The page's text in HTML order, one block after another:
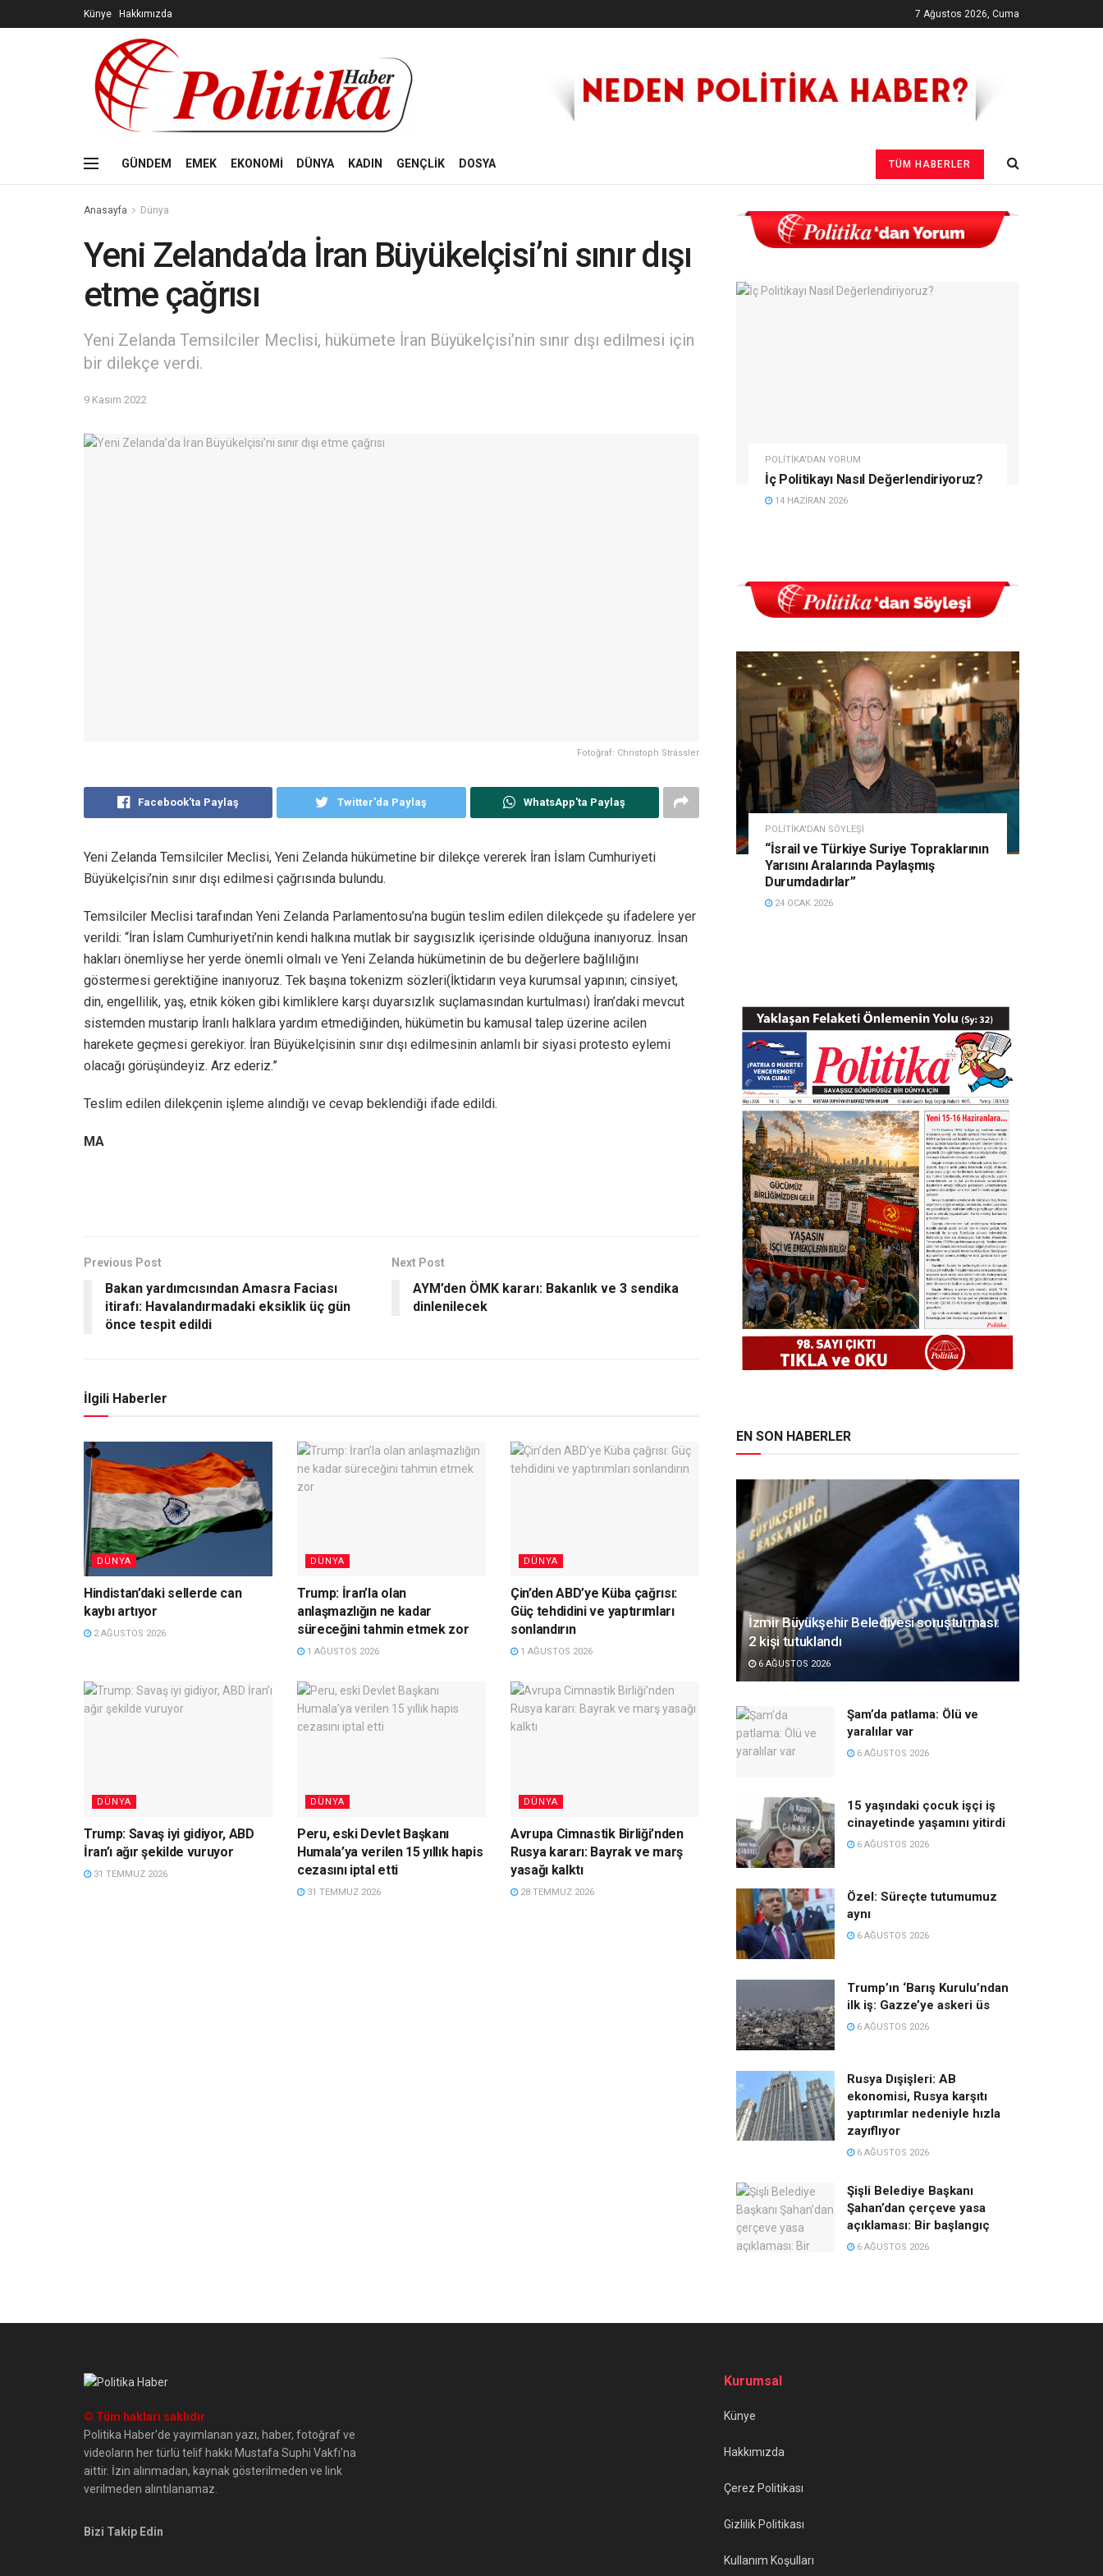
Künye Hakkımızda 7 Ağustos 2026, Cuma
GÜNDEM EMEK EKONOMİ DÜNYA KADIN GENÇLİK DOSYA TÜM HABERLER
Anasayfa Dünya
Yeni Zelanda’da İran Büyükelçisi’ni sınır dışı
etme çağrısı
Yeni Zelanda Temsilciler Meclisi, hükümete İran Büyükelçisi’nin sınır dışı edilmesi için
bir dilekçe verdi.
9 Kasım 2022
Fotoğraf: Christoph Strässler
Facebook'ta Paylaş Twitter'da Paylaş WhatsApp'ta Paylaş
Yeni Zelanda Temsilciler Meclisi, Yeni Zelanda hükümetine bir dilekçe vererek İran İslam Cumhuriyeti
Büyükelçisi’nin sınır dışı edilmesi çağrısında bulundu.
Temsilciler Meclisi tarafından Yeni Zelanda Parlamentosu’na bugün teslim edilen dilekçede şu ifadelere yer
verildi: “İran İslam Cumhuriyeti’nin kendi halkına mutlak bir saygısızlık içerisinde olduğuna inanıyoruz. İnsan
hakları önemliyse her yerde önemli olmalı ve Yeni Zelanda hükümetinin de bu değerlere bağlılığını
göstermesi gerektiğine inanıyoruz. Tek başına tokenizm sözleri(İktidarın veya kurumsal yapının; cinsiyet,
din, engellilik, yaş, etnik köken gibi kimliklere karşı duyarsızlık suçlamasından kurtulması) İran’daki mevcut
sistemden mustarip İranlı halklara yardım etmediğinden, hükümetin bu kamusal talep üzerine acilen
harekete geçmesi gerekiyor. İran Büyükelçisinin sınır dışı edilmesinin anlamlı bir siyasi protesto eylemi
olacağı görüşündeyiz. Arz ederiz.”
Teslim edilen dilekçenin işleme alındığı ve cevap beklendiği ifade edildi.
MA
Previous Post
Bakan yardımcısından Amasra Faciası
itirafı: Havalandırmadaki eksiklik üç gün
önce tespit edildi
Next Post
AYM’den ÖMK kararı: Bakanlık ve 3 sendika
dinlenilecek
İlgili Haberler
DÜNYA
Hindistan’daki sellerde can
kaybı artıyor
2 AĞUSTOS 2026
DÜNYA
Trump: İran’la olan
anlaşmazlığın ne kadar
süreceğini tahmin etmek zor
1 AĞUSTOS 2026
DÜNYA
Çin’den ABD’ye Küba çağrısı:
Güç tehdidini ve yaptırımları
sonlandırın
1 AĞUSTOS 2026
DÜNYA
Trump: Savaş iyi gidiyor, ABD
İran’ı ağır şekilde vuruyor
31 TEMMUZ 2026
DÜNYA
Peru, eski Devlet Başkanı
Humala’ya verilen 15 yıllık hapis
cezasını iptal etti
31 TEMMUZ 2026
DÜNYA
Avrupa Cimnastik Birliği’nden
Rusya kararı: Bayrak ve marş
yasağı kalktı
28 TEMMUZ 2026
POLITIKA'DAN YORUM
İç Politikayı Nasıl Değerlendiriyoruz?
14 HAZIRAN 2026
POLITIKA'DAN SÖYLEŞI
“İsrail ve Türkiye Suriye Topraklarının
Yarısını Aralarında Paylaşmış
Durumdadırlar”
24 OCAK 2026
EN SON HABERLER
İzmir Büyükşehir Belediyesi soruşturması:
2 kişi tutuklandı
6 AĞUSTOS 2026
Şam’da patlama: Ölü ve
yaralılar var
6 AĞUSTOS 2026
15 yaşındaki çocuk işçi iş
cinayetinde yaşamını yitirdi
6 AĞUSTOS 2026
Özel: Süreçte tutumumuz
aynı
6 AĞUSTOS 2026
Trump’ın ‘Barış Kurulu’ndan
ilk iş: Gazze’ye askeri üs
6 AĞUSTOS 2026
Rusya Dışişleri: AB
ekonomisi, Rusya karşıtı
yaptırımlar nedeniyle hızla
zayıflıyor
6 AĞUSTOS 2026
Şişli Belediye Başkanı
Şahan’dan çerçeve yasa
açıklaması: Bir başlangıç
6 AĞUSTOS 2026
© Tüm hakları saklıdır
Politika Haber'de yayımlanan yazı, haber, fotoğraf ve
videoların her türlü telif hakkı Mustafa Suphi Vakfı'na
aittir. İzin alınmadan, kaynak gösterilmeden ve link
verilmeden alıntılanamaz.
Bizi Takip Edin
Kurumsal
Künye
Hakkımızda
Çerez Politikası
Gizlilik Politikası
Kullanım Koşulları